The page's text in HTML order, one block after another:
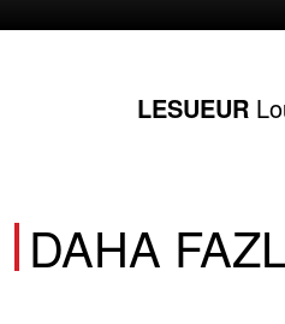
LESUEUR
DAHA